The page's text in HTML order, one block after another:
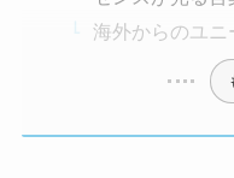
海外からのユ